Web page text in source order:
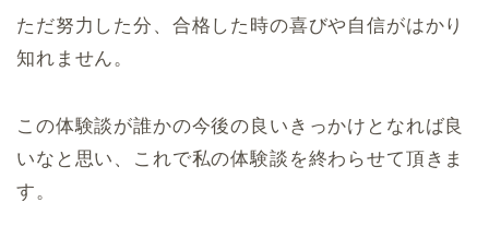
ただ努力した分、合格した時の喜びや自信がはかり
知れません。
この体験談が誰かの今後の良いきっかけとなれば良
いなと思い、これで私の体験談を終わらせて頂きま
す。